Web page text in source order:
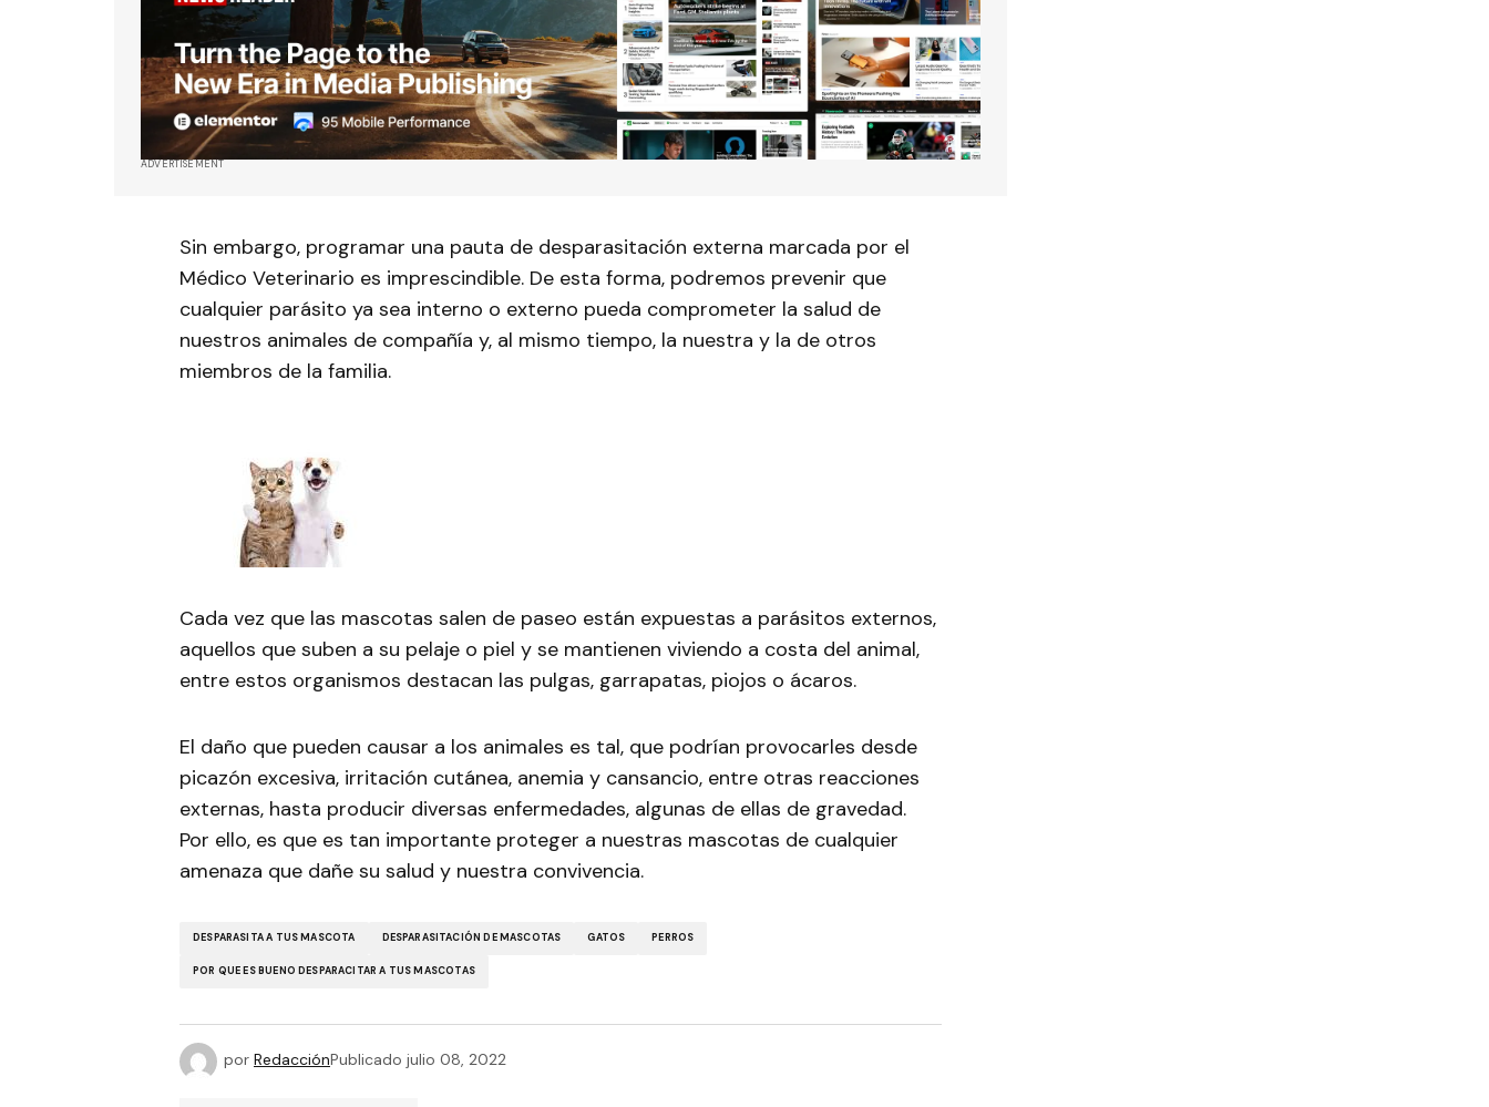
ADVERTISEMENT
Sin embargo, programar una pauta de desparasitación externa marcada por el
Médico Veterinario es imprescindible. De esta forma, podremos prevenir que
cualquier parásito ya sea interno o externo pueda comprometer la salud de
nuestros animales de compañía y, al mismo tiempo, la nuestra y la de otros
miembros de la familia.
Cada vez que las mascotas salen de paseo están expuestas a parásitos externos,
aquellos que suben a su pelaje o piel y se mantienen viviendo a costa del animal,
entre estos organismos destacan las pulgas, garrapatas, piojos o ácaros.
El daño que pueden causar a los animales es tal, que podrían provocarles desde
picazón excesiva, irritación cutánea, anemia y cansancio, entre otras reacciones
externas, hasta producir diversas enfermedades, algunas de ellas de gravedad.
Por ello, es que es tan importante proteger a nuestras mascotas de cualquier
amenaza que dañe su salud y nuestra convivencia.
DESPARASITA A TUS MASCOTA DESPARASITACIÓN DE MASCOTAS GATOS PERROS
POR QUE ES BUENO DESPARACITAR A TUS MASCOTAS
por RedacciónPublicado julio 08, 2022